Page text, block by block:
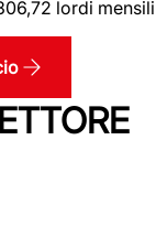
lordi mensili